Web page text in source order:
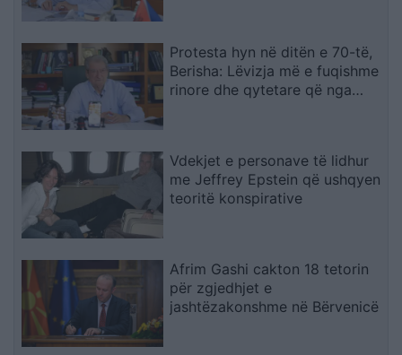
Protesta hyn në ditën e 70-të,
Berisha: Lëvizja më e fuqishme
rinore dhe qytetare që nga
Vdekjet e personave të lidhur
me Jeffrey Epstein që ushqyen
teoritë konspirative
Afrim Gashi cakton 18 tetorin
për zgjedhjet e
jashtëzakonshme në Bërvenicë